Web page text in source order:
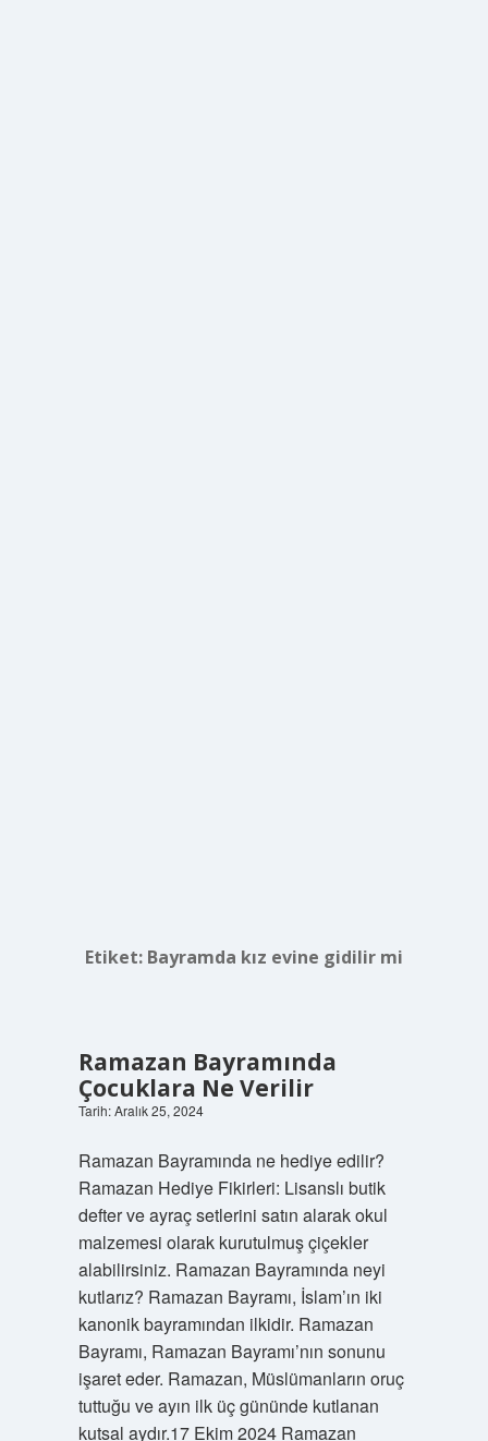
Etiket: Bayramda kız evine gidilir mi
Ramazan Bayramında
Çocuklara Ne Verilir
Tarih: Aralık 25, 2024
Ramazan Bayramında ne hediye edilir?
Ramazan Hediye Fikirleri: Lisanslı butik
defter ve ayraç setlerini satın alarak okul
malzemesi olarak kurutulmuş çiçekler
alabilirsiniz. Ramazan Bayramında neyi
kutlarız? Ramazan Bayramı, İslam’ın iki
kanonik bayramından ilkidir. Ramazan
Bayramı, Ramazan Bayramı’nın sonunu
işaret eder. Ramazan, Müslümanların oruç
tuttuğu ve ayın ilk üç gününde kutlanan
kutsal aydır.17 Ekim 2024 Ramazan